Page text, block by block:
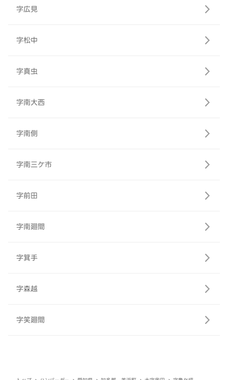
字広見
字松中
字真虫
字南大西
字南側
字南三ケ市
字前田
字南廻間
字箕手
字森越
字笑廻間